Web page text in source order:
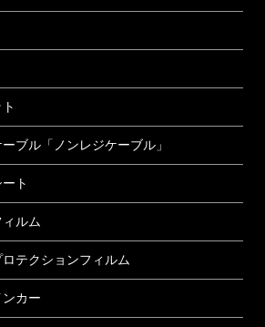
ブル「ノンレジケーブル」
ト
ルム
テクションフィルム
カー